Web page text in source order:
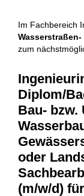
Im Fachbereich
zum
Diplom/​
Bau- bzw.
oder
(m/w/d)